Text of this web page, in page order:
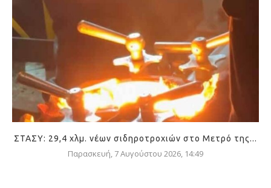
ΣΤΑΣΥ: 29,4 χλμ. νέων σιδηροτροχιών στο Μετρό της...
Παρασκευή, 7 Αυγούστου 2026, 14:49